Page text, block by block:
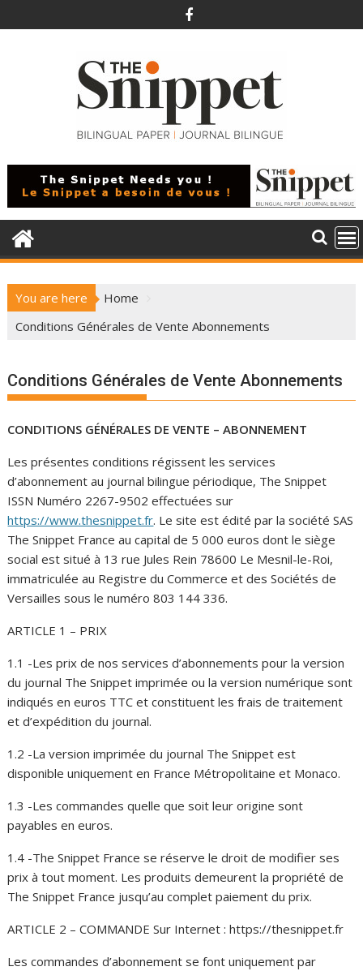
to
You are here
Home
Conditions Générales de Vente Abonnements
Conditions Générales de Vente Abonnements
CONDITIONS GÉNÉRALES DE VENTE – ABONNEMENT
Les présentes conditions régissent les services
d’abonnement au journal bilingue périodique, The Snippet
ISSN Numéro 2267-9502 effectuées sur
https://www.thesnippet.fr. Le site est édité par la société SAS
The Snippet France au capital de 5 000 euros dont le siège
social est situé à 13 rue Jules Rein 78600 Le Mesnil-le-Roi,
immatriculée au Registre du Commerce et des Sociétés de
Versailles sous le numéro 803 144 336.
ARTICLE 1 – PRIX
1.1 -Les prix de nos services d’abonnements pour la version
du journal The Snippet imprimée ou la version numérique sont
indiqués en euros TTC et constituent les frais de traitement
et d’expédition du journal.
1.2 -La version imprimée du journal The Snippet est
disponible uniquement en France Métropolitaine et Monaco.
1.3 -Les commandes quelle que soit leur origine sont
payables en euros.
1.4 -The Snippet France se réserve le droit de modifier ses
prix à tout moment. Les produits demeurent la propriété de
The Snippet France jusqu’au complet paiement du prix.
ARTICLE 2 – COMMANDE Sur Internet : https://thesnippet.fr
Les commandes d’abonnement se font uniquement par